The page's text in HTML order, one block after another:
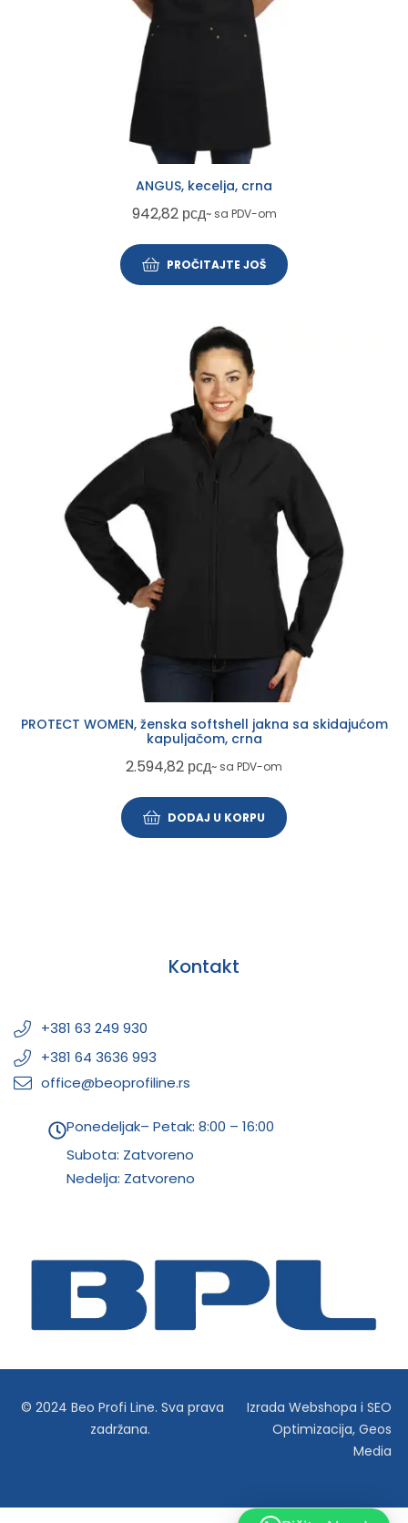
ANGUS, kecelja, crna
942,82 рсд~ sa PDV-om
PROČITAJTE JOŠ
PROTECT WOMEN, ženska softshell jakna sa skidajućom
kapuljačom, crna
2.594,82 рсд~ sa PDV-om
DODAJ U KORPU
Kontakt
+381 63 249 930
+381 64 3636 993
office@beoprofiline.rs
Ponedeljak– Petak: 8:00 – 16:00
Subota: Zatvoreno
Nedelja: Zatvoreno
© 2024 Beo Profi Line. Sva prava
zadržana.
Izrada Webshopa iSEO
Optimizacija,Geos
Media